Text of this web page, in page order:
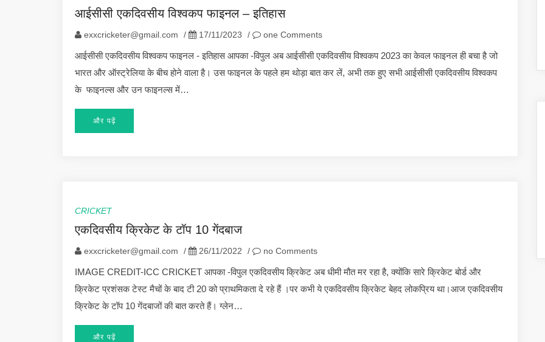
आईसीसी एकदिवसीय विश्वकप फाइनल – इतिहास
exxcricketer@gmail.com / 17/11/2023 / one Comments
आईसीसी एकदिवसीय विश्वकप फाइनल - इतिहास आपका -विपुल अब आईसीसी एकदिवसीय विश्वकप 2023 का केवल फाइनल ही बचा है जो
भारत और ऑस्ट्रेलिया के बीच होने वाला है। उस फाइनल के पहले हम थोड़ा बात कर लें, अभी तक हुए सभी आईसीसी एकदिवसीय विश्वकप
के फाइनल्स और उन फाइनल्स में…
और पढ़ें
CRICKET
एकदिवसीय क्रिकेट के टॉप 10 गेंदबाज
exxcricketer@gmail.com / 26/11/2022 / no Comments
IMAGE CREDIT-ICC CRICKET आपका -विपुल एकदिवसीय क्रिकेट अब धीमी मौत मर रहा है, क्योंकि सारे क्रिकेट बोर्ड और
क्रिकेट प्रशंसक टेस्ट मैचों के बाद टी 20 को प्राथमिकता दे रहे हैं ।पर कभी ये एकदिवसीय क्रिकेट बेहद लोकप्रिय था।आज एकदिवसीय
क्रिकेट के टॉप 10 गेंदबाजों की बात करते हैं। ग्लेन…
और पढ़ें